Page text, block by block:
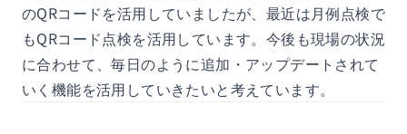
のQRコードを活用していましたが、最近は月例点検で
もQRコード点検を活用しています。今後も現場の状況
に合わせて、毎日のように追加・アップデートされて
いく機能を活用していきたいと考えています。